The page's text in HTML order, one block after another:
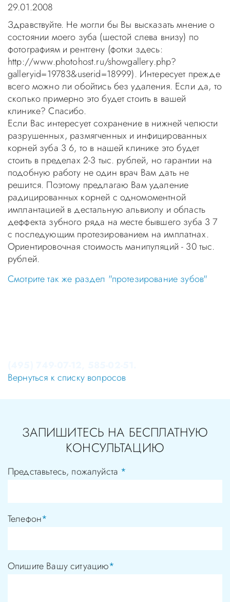
29.01.2008
Здравствуйте. Не могли бы Вы высказать мнение о
состоянии моего зуба (шестой слева внизу) по
фотографиям и рентгену (фотки здесь:
http://www.photohost.ru/showgallery.php?
galleryid=19783&userid=18999). Интересует прежде
всего можно ли обойтись без удаления. Если да, то
сколько примерно это будет стоить в вашей
клинике? Спасибо.
Если Вас интересует сохранение в нижней челюсти
разрушенных, размягченных и инфицированных
корней зуба 3 6, то в нашей клинике это будет
стоить в пределах 2-3 тыс. рублей, но гарантии на
подобную работу не один врач Вам дать не
решится. Поэтому предлагаю Вам удаление
радицированных корней с одномоментной
имплантацией в дестальную альвиолу и область
деффекта зубного ряда на месте бывшего зуба 3 7
с последующим протезированием на имплатнах.
Ориентировочная стоимость манипуляций - 30 тыс.
рублей.
Смотрите так же раздел "протезирование зубов"
Вернуться к списку вопросов
ЗАПИШИТЕСЬ НА БЕСПЛАТНУЮ
КОНСУЛЬТАЦИЮ
Представьтесь, пожалуйста *
Телефон*
Опишите Вашу ситуацию*